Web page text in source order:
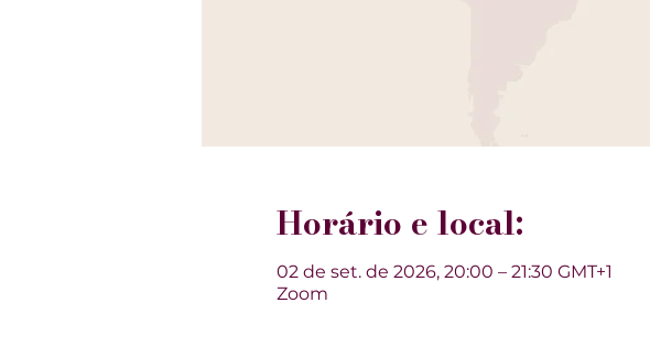
Horário e local:
02 de set. de 2026, 20:00 – 21:30 GMT+1
Zoom